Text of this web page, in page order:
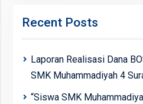
Recent Posts
Laporan Realisasi Dana
SMK Muhammadiyah 4
“Siswa SMK